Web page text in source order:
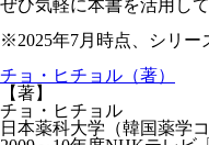
ぜひ気軽に本書を活用して
※2025年7月時点、シリー
チョ・ヒチョル（著）
【著】
チョ・ヒチョル
日本薬科大学（韓国薬学